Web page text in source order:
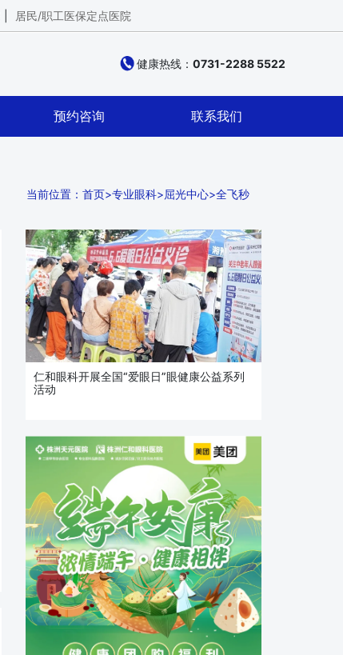
居民/职工医保定点医院
健康热线： 0731-2288 5522
预约咨询 联系我们
当前位置： 首页>专业眼科>屈光中心>全飞秒
仁和眼科开展全国“爱眼日”眼健康公益系列
活动